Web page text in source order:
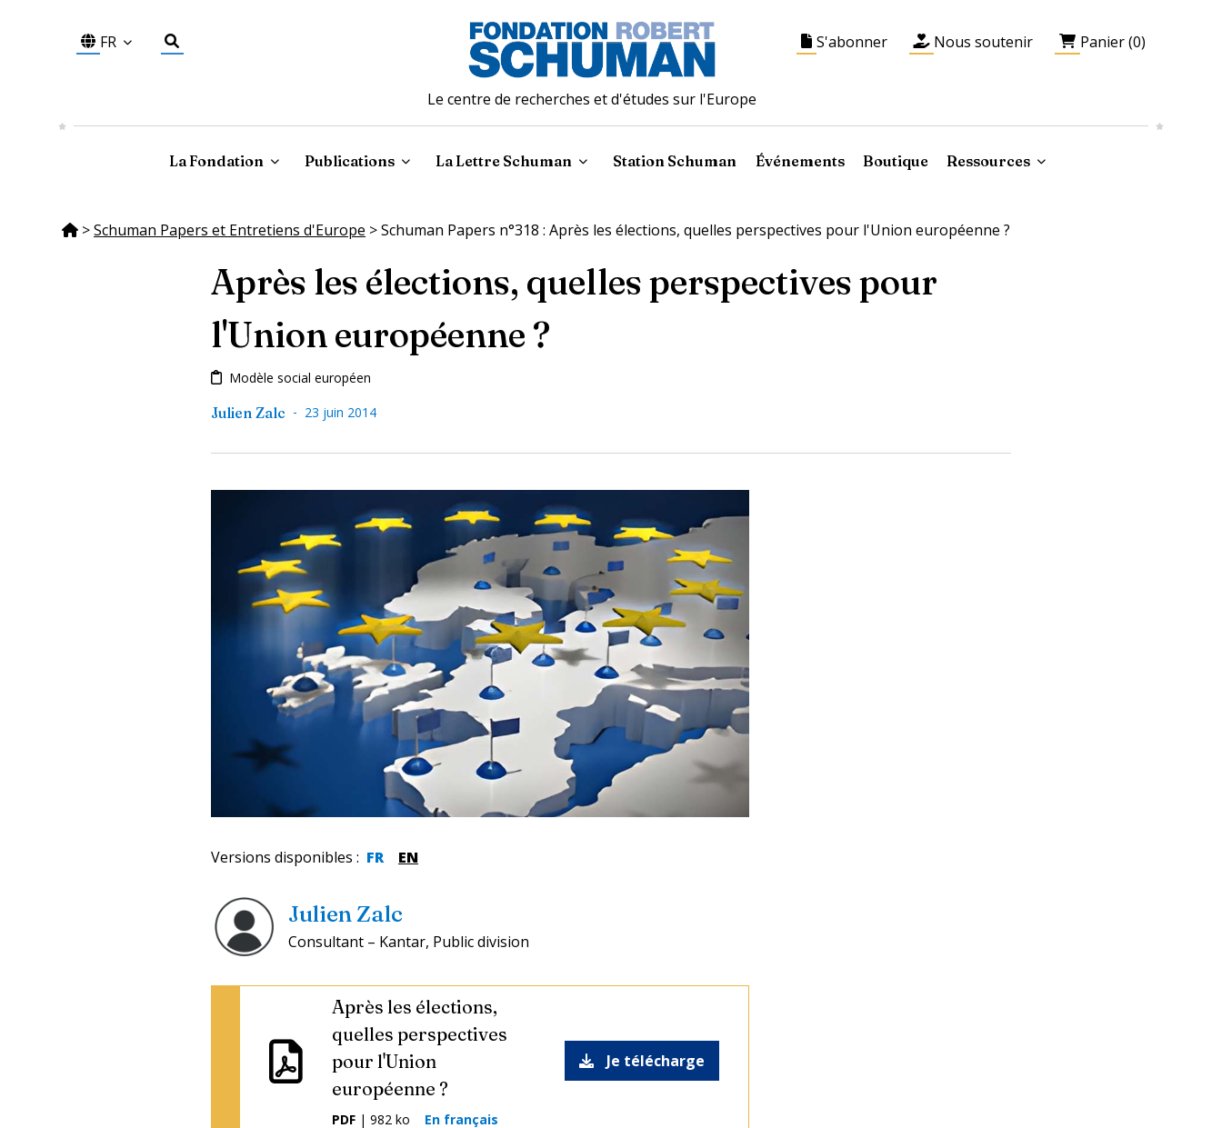
FR
Le centre de recherches et d'études sur l'Europe
S'abonner Nous soutenir Panier (0)
La Fondation Publications La Lettre Schuman Station Schuman Événements Boutique Ressources
>Schuman Papers et Entretiens d'Europe >Schuman Papers n°318 : Après les élections, quelles perspectives pour l'Union européenne ?
Après les élections, quelles perspectives pour
l'Union européenne ?
Modèle social européen
Julien Zalc - 23 juin 2014
Versions disponibles : FR EN
Julien Zalc
Consultant – Kantar, Public division
Après les élections,
quelles perspectives
pour l'Union
européenne ?
PDF | 982 ko En français
Je télécharge